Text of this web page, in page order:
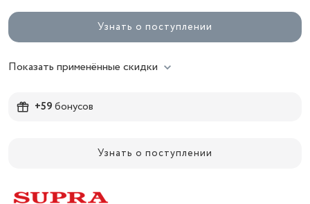
Узнать о поступлении
Показать применённые скидки
+59бонусов
Узнать о поступлении